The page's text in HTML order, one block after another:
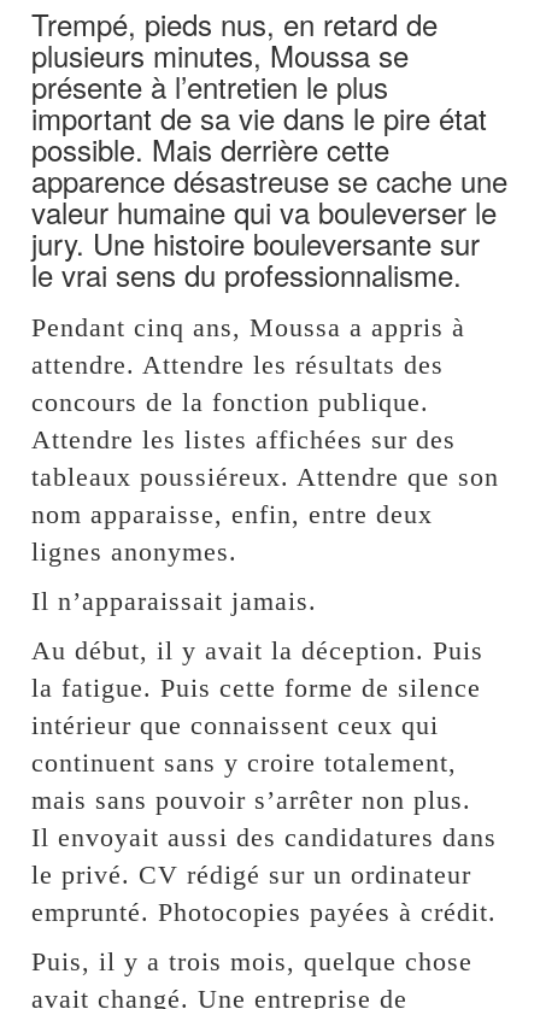
Trempé, pieds nus, en retard de
plusieurs minutes, Moussa se
présente à l’entretien le plus
important de sa vie dans le pire état
possible. Mais derrière cette
apparence désastreuse se cache une
valeur humaine qui va bouleverser le
jury. Une histoire bouleversante sur
le vrai sens du professionnalisme.
Pendant cinq ans, Moussa a appris à
attendre. Attendre les résultats des
concours de la fonction publique.
Attendre les listes affichées sur des
tableaux poussiéreux. Attendre que son
nom apparaisse, enfin, entre deux
lignes anonymes.
Il n’apparaissait jamais.
Au début, il y avait la déception. Puis
la fatigue. Puis cette forme de silence
intérieur que connaissent ceux qui
continuent sans y croire totalement,
mais sans pouvoir s’arrêter non plus.
Il envoyait aussi des candidatures dans
le privé. CV rédigé sur un ordinateur
emprunté. Photocopies payées à crédit.
Puis, il y a trois mois, quelque chose
avait changé. Une entreprise de